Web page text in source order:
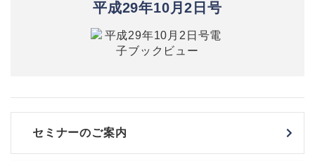
平成29年10月2日号
セミナーのご案内